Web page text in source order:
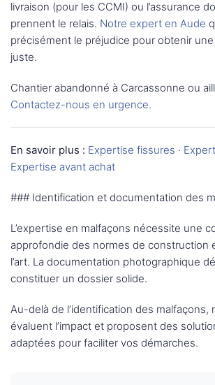
livraison (pour les CCMI) ou l’assurance
prennent le relais. Notre expert en Aude
précisément le préjudice pour obtenir
juste.
Chantier abandonné à Carcassonne ou
Contactez-nous en urgence.
En savoir plus : Expertise fissures ·
Expertise avant achat
### Identification et documentation des
L’expertise en malfaçons nécessite une
approfondie des normes de construction
l’art. La documentation photographique
constituer un dossier solide.
Au-delà de l’identification des malfaçons,
évaluent l’impact et proposent des
adaptées pour faciliter vos démarches.